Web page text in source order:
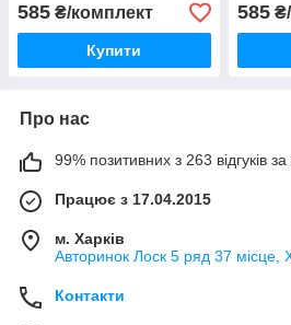
585 ₴/комплект
Купити
585₴/
Про нас
99% позитивних з 263 відгуків за
Працює з 17.04.2015
м. Харків
Авторинок Лоск 5 ряд 37 місце,
Контакти